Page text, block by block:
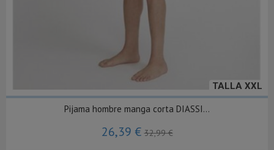
TALLA XXL
Pijama hombre manga corta DIASSI...
26,39 €32,99 €